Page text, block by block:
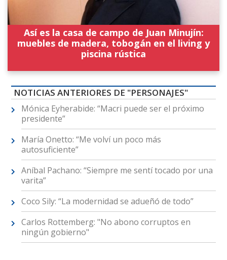
Así es la casa de campo de Juan Minujín:
muebles de madera, tobogán en el living y
piscina rústica
NOTICIAS ANTERIORES DE "PERSONAJES"
Mónica Eyherabide: “Macri puede ser el próximo
presidente”
María Onetto: “Me volví un poco más
autosuficiente”
Aníbal Pachano: “Siempre me sentí tocado por una
varita”
Coco Sily: “La modernidad se adueñó de todo”
Carlos Rottemberg: "No abono corruptos en
ningún gobierno"